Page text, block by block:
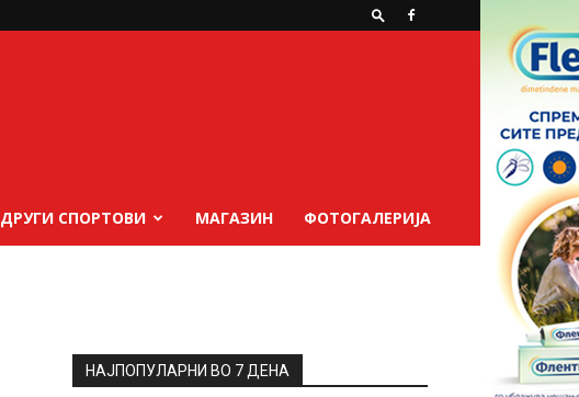
ДРУГИ СПОРТОВИ МАГАЗИН ФОТОГАЛЕРИЈА
НАЈПОПУЛАРНИ ВО 7 ДЕНА